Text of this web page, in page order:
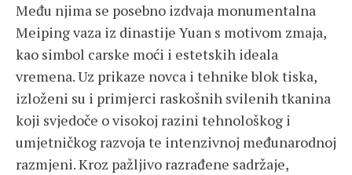
Među njima se posebno izdvaja monumentalna
Meiping vaza iz dinastije Yuan s motivom zmaja,
kao simbol carske moći i estetskih ideala
vremena. Uz prikaze novca i tehnike blok tiska,
izloženi su i primjerci raskošnih svilenih tkanina
koji svjedoče o visokoj razini tehnološkog i
umjetničkog razvoja te intenzivnoj međunarodnoj
razmjeni. Kroz pažljivo razrađene sadržaje,